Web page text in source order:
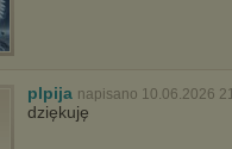
plpija napisano 10.06.2026
dziękuję